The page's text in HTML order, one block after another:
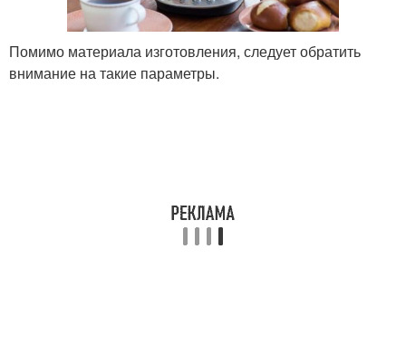
Помимо материала изготовления, следует обратить
внимание на такие параметры.